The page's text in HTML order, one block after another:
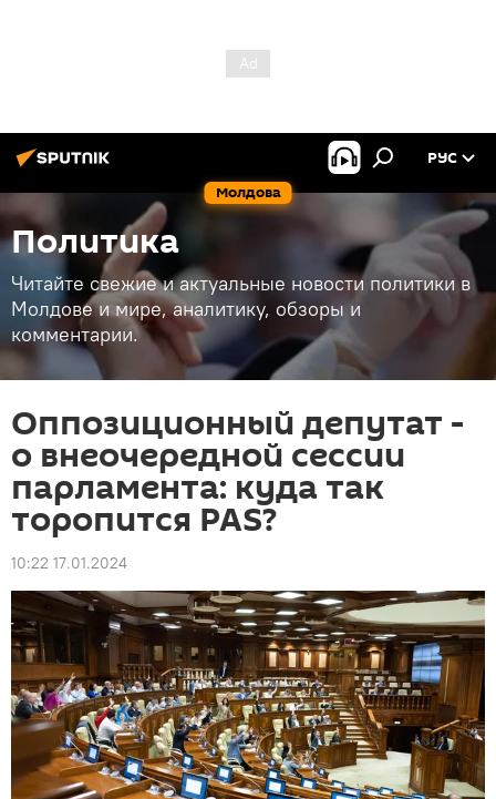
Молдова
РУС
Политика
Читайте свежие и актуальные новости политики в
Молдове и мире, аналитику, обзоры и
комментарии.
Оппозиционный депутат -
о внеочередной сессии
парламента: куда так
торопится PAS?
10:22 17.01.2024